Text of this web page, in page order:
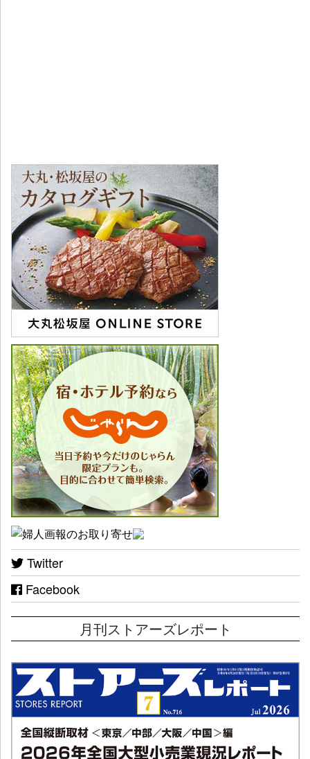
Twitter
Facebook
月刊ストアーズレポート